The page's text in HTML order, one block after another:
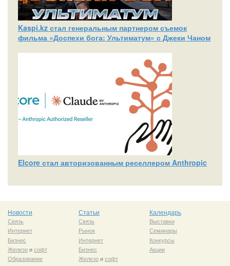
Kaspi.kz стал генеральным партнером съемок
фильма «Доспехи бога: Ультиматум» с Джеки Чаном
Elcore стал авторизованным реселлером Anthropic
Новости
Связь
Интернет
Бизнес
Железоисофт
Образование
Статьи
Связь
Рынок
Интернет
Бизнес
Железоисофт
Календарь
Выставки
Семинары
Конкурсы
Акции